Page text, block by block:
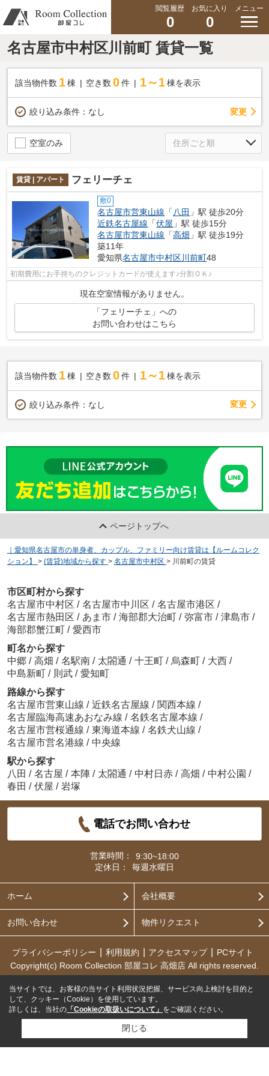
閲覧履歴
0
お気に入り
0
メニュー
名古屋市中村区川前町 賃貸一覧
該当物件数 1棟 空き数 0 件 1～1 棟を表示
絞り込み条件： なし 変更
空室のみ
賃貸 | アパート フェリーチェ
敷0
名古屋市営東山線 「八田 」駅 徒歩20分
近鉄名古屋線 「伏屋 」駅 徒歩15分
名古屋市営東山線 「高畑 」駅 徒歩19分
築11年
愛知県名古屋市中村区川前町48
初期費用にお手持ちのクレジットカードが使えます♪分割ＯＫ♪
現在空室情報がありません。
「フェリーチェ」への
お問い合わせはこちら
該当物件数 1棟 空き数 0 件 1～1 棟を表示
絞り込み条件： なし 変更
ページトップへ
｜愛知県名古屋市の単身者、カップル、ファミリー向け賃貸は【ルームコレク
ション】
> (賃貸)地域から探す > 名古屋市中村区 > 川前町の賃貸
市区町村から探す
名古屋市中村区 / 名古屋市中川区 / 名古屋市港区 /
名古屋市熱田区 / あま市 / 海部郡大治町 / 弥富市 / 津島市 /
海部郡蟹江町 / 愛西市
町名から探す
中郷 / 高畑 / 名駅南 / 太閤通 / 十王町 / 烏森町 / 大西 /
中島新町 / 則武 / 愛知町
路線から探す
名古屋市営東山線 / 近鉄名古屋線 / 関西本線 /
名古屋臨海高速あおなみ線 / 名鉄名古屋本線 /
名古屋市営桜通線 / 東海道本線 / 名鉄犬山線 /
名古屋市営名港線 / 中央線
駅から探す
八田 / 名古屋 / 本陣 / 太閤通 / 中村日赤 / 高畑 / 中村公園 /
春田 / 伏屋 / 岩塚
電話でお問い合わせ
営業時間：
9:30~18:00
定休日：
毎週水曜日
ホーム 会社概要
お問い合わせ 物件リクエスト
プライバシーポリシー 利用規約 アクセスマップ
PCサイト
Copyright(c) Room Collection 部屋コレ 高畑店 All rights reserved.
当サイトでは、お客様の当サイト利用状況把握、サービス向上検討を目的と
して、クッキー（Cookie）を使用しています。
詳しくは、当社の 「Cookieの取扱いについて」 をご確認ください。
閉じる